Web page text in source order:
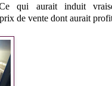
qui aurait induit
de vente dont aurait